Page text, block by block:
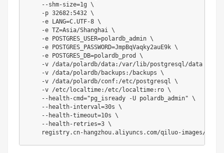
    --shm-size
=1g \
-p 32682 :5432 \
-e LANG=C.UTF-8 \
-e TZ=Asia/Shanghai \
-e POSTGRES_USER=polardb_admin \
-e POSTGRES_PASSWORD=JmpBqVaqky2auE9k \
-e POSTGRES_DB=polardb_prod \
-v /data/polardb/data:/var/lib/postgresql/data
-v /data/polardb/backups:/backups \
-v /data/polardb/conf:/etc/postgresql \
-v /etc/localtime:/etc/localtime:ro \
    --health-cmd
="pg_isready -U polardb_admin" \
    --health-interval
=30s \
    --health-timeout
=10s \
    --health-retries
=3 \